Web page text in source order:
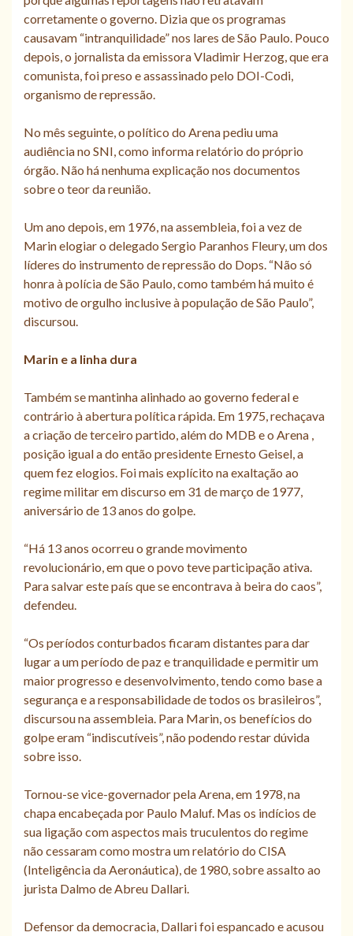
corretamente o governo. Dizia que os programas
causavam “intranquilidade” nos lares de São Paulo. Pouco
depois, o jornalista da emissora Vladimir Herzog, que era
comunista, foi preso e assassinado pelo DOI-Codi,
organismo de repressão.
No mês seguinte, o político do Arena pediu uma
audiência no SNI, como informa relatório do próprio
órgão. Não há nenhuma explicação nos documentos
sobre o teor da reunião.
Um ano depois, em 1976, na assembleia, foi a vez de
Marin elogiar o delegado Sergio Paranhos Fleury, um dos
líderes do instrumento de repressão do Dops. “Não só
honra à polícia de São Paulo, como também há muito é
motivo de orgulho inclusive à população de São Paulo”,
discursou.
Marin e a linha dura
Também se mantinha alinhado ao governo federal e
contrário à abertura política rápida. Em 1975, rechaçava
a criação de terceiro partido, além do MDB e o Arena ,
posição igual a do então presidente Ernesto Geisel, a
quem fez elogios. Foi mais explícito na exaltação ao
regime militar em discurso em 31 de março de 1977,
aniversário de 13 anos do golpe.
“Há 13 anos ocorreu o grande movimento
revolucionário, em que o povo teve participação ativa.
Para salvar este país que se encontrava à beira do caos”,
defendeu.
“Os períodos conturbados ficaram distantes para dar
lugar a um período de paz e tranquilidade e permitir um
maior progresso e desenvolvimento, tendo como base a
segurança e a responsabilidade de todos os brasileiros”,
discursou na assembleia. Para Marin, os benefícios do
golpe eram “indiscutíveis”, não podendo restar dúvida
sobre isso.
Tornou-se vice-governador pela Arena, em 1978, na
chapa encabeçada por Paulo Maluf. Mas os indícios de
sua ligação com aspectos mais truculentos do regime
não cessaram como mostra um relatório do CISA
(Inteligência da Aeronáutica), de 1980, sobre assalto ao
jurista Dalmo de Abreu Dallari.
Defensor da democracia, Dallari foi espancado e acusou